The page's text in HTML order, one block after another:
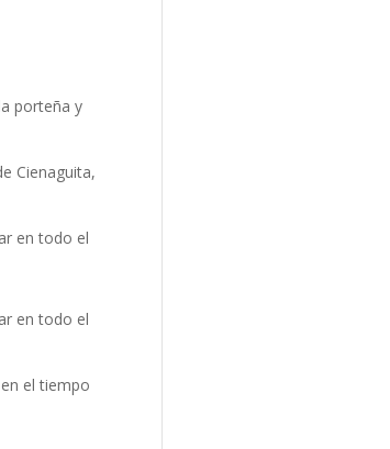
porteña y
Cienaguita,
en todo el
en todo el
el tiempo